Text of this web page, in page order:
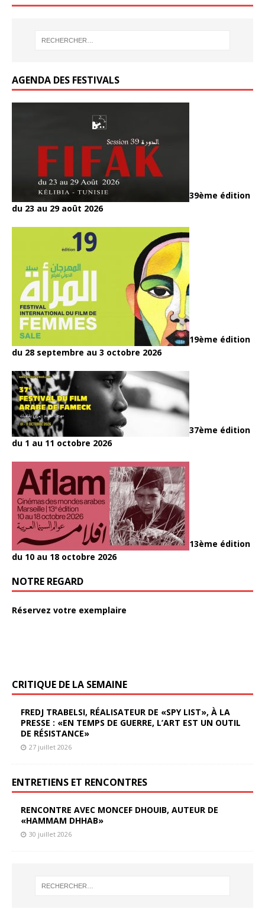
o
k
k
AGENDA DES FESTIVALS
39ème édition
du 23 au 29 août 2026
19ème édition
du 28 septembre au 3 octobre 2026
37ème édition
du 1 au 11 octobre 2026
13ème édition
du 10 au 18 octobre 2026
NOTRE REGARD
Réservez votre exemplaire
CRITIQUE DE LA SEMAINE
FREDJ TRABELSI, RÉALISATEUR DE «SPY LIST», À LA
PRESSE : «EN TEMPS DE GUERRE, L’ART EST UN OUTIL
DE RÉSISTANCE»
27 juillet 2026
ENTRETIENS ET RENCONTRES
RENCONTRE AVEC MONCEF DHOUIB, AUTEUR DE
«HAMMAM DHHAB»
30 juillet 2026